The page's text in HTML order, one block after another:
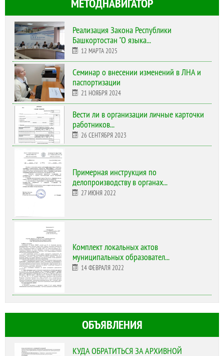
Реализация Закона Республики
Башкортостан "О языка...
12 МАРТА 2025
Cеминар о внесении изменений в ЛНА и
паспортизации
21 НОЯБРЯ 2024
Вести ли в организации личные карточки
работников...
26 СЕНТЯБРЯ 2023
Примерная инструкция по
делопроизводству в органах...
27 ИЮНЯ 2022
Комплект локальных актов
муниципальных образовател...
14 ФЕВРАЛЯ 2022
ОБЪЯВЛЕНИЯ
КУДА ОБРАТИТЬСЯ ЗА АРХИВНОЙ